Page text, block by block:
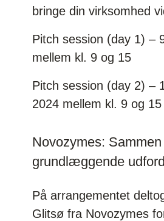
bringe din virksomhed
Pitch session (day 1) –
mellem kl. 9 og 15
Pitch session (day 2) –
2024 mellem kl. 9 og 15
Novozymes:
grundlæggende
På arrangementet
Glitsø fra Novozymes